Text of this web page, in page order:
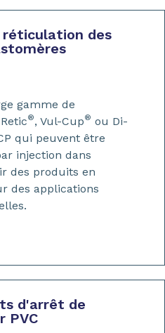
des
gamme de
®, Vul-Cup® ou Di-
qui peuvent être
injection dans
des produits en
des applications
d'arrêt de
PVC